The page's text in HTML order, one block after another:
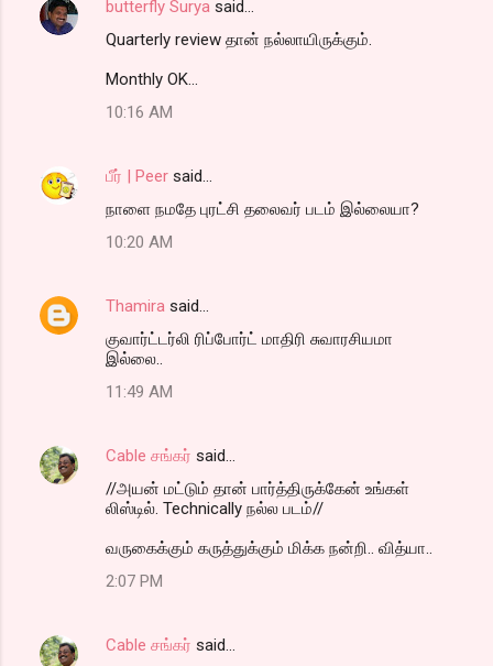
butterfly Surya said…
Quarterly review தான் நல்லாயிருக்கும்.
Monthly OK...
10:16 AM
பீர் | Peer said…
நாளை நமதே புரட்சி தலைவர் படம் இல்லையா?
10:20 AM
Thamira said…
குவார்ட்டர்லி ரிப்போர்ட் மாதிரி சுவாரசியமா
இல்லை..
11:49 AM
Cable சங்கர் said…
//அயன் மட்டும் தான் பார்த்திருக்கேன் உங்கள்
லிஸ்டில். Technically நல்ல படம்//
வருகைக்கும் கருத்துக்கும் மிக்க நன்றி.. வித்யா..
2:07 PM
Cable சங்கர் said…